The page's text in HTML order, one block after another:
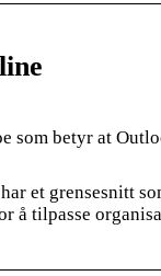
som betyr at
et grensesnitt
å tilpasse